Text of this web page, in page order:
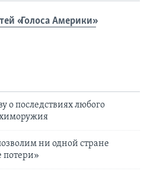
«Голоса Америки»
последствиях любого
ни одной стране
потери»